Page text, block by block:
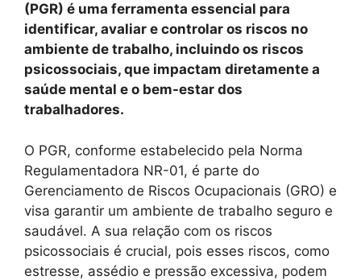
(PGR) é uma ferramenta essencial para
identificar, avaliar e controlar os riscos no
ambiente de trabalho, incluindo os riscos
psicossociais, que impactam diretamente a
saúde mental e o bem-estar dos
trabalhadores.
O PGR, conforme estabelecido pela Norma
Regulamentadora NR-01, é parte do
Gerenciamento de Riscos Ocupacionais (GRO) e
visa garantir um ambiente de trabalho seguro e
saudável. A sua relação com os riscos
psicossociais é crucial, pois esses riscos, como
estresse, assédio e pressão excessiva, podem